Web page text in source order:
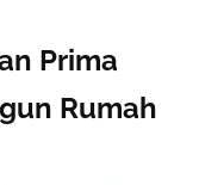
Prima
Rumah